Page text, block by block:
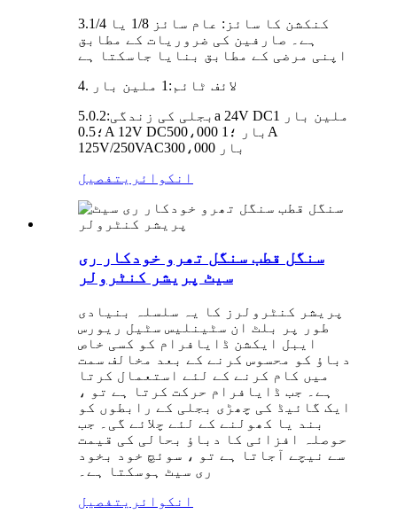
3.کنکشن کا سائز: عام سائز 1/8 یا 1/4
ہے۔ صارفین کی ضروریات کے مطابق
اپنی مرضی کے مطابق بنایا جاسکتا ہے
4. لائف ٹائم: 1 ملین بار
5.
بجلی کی زندگی: 0.2a 24V DC1 ملین بار
؛ 0.5A 12V DC 500،000 بار ؛ 1A
125V/250VAC
300،000 بار
انکوائری تفصیل
سنگل قطب سنگل تھرو خودکار ری
سیٹ پریشر کنٹرولر
پریشر کنٹرولرز کا یہ سلسلہ بنیادی
طور پر بلٹ ان سٹینلیس سٹیل ریورس
ایبل ایکشن ڈایافرام کو کسی خاص
دباؤ کو محسوس کرنے کے بعد مخالف سمت
میں کام کرنے کے لئے استعمال کرتا
ہے۔ جب ڈایافرام حرکت کرتا ہے تو ،
ایک گائیڈ کی چھڑی بجلی کے رابطوں کو
بند یا کھولنے کے لئے چلائے گی۔ جب
حوصلہ افزائی کا دباؤ بحالی کی قیمت
سے نیچے آجاتا ہے تو ، سوئچ خود بخود
ری سیٹ ہوسکتا ہے۔
انکوائری تفصیل